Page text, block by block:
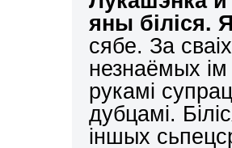
яны біліся.
сябе. За
незнаёмых
рукамі
дубцамі.
іншых